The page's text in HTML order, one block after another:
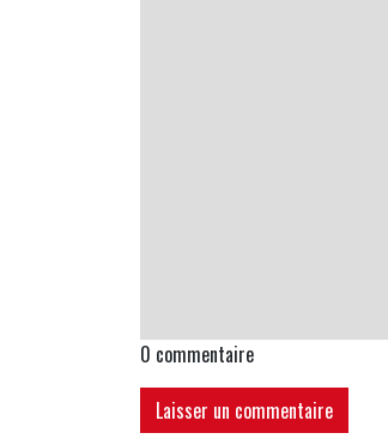
0 commentaire
Laisser un commentaire